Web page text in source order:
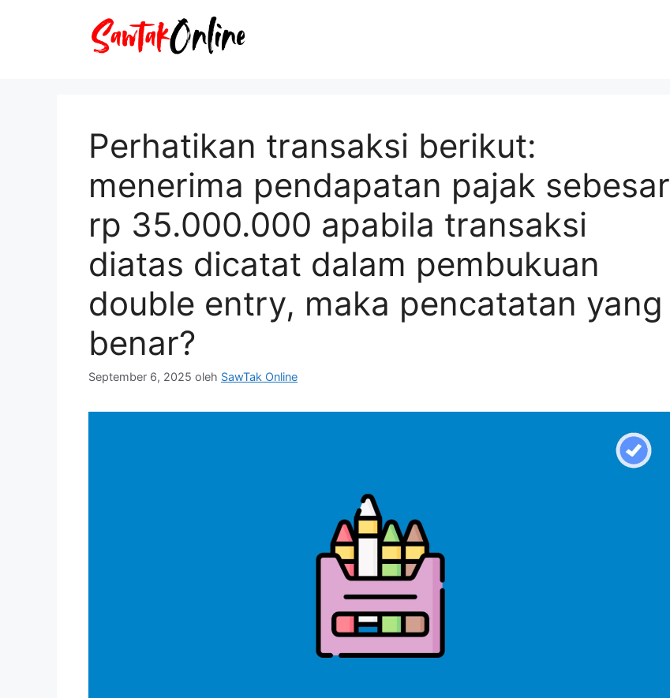
Perhatikan transaksi berikut:
menerima pendapatan pajak sebesar
rp 35.000.000 apabila transaksi
diatas dicatat dalam pembukuan
double entry, maka pencatatan yang
benar?
September 6, 2025 oleh SawTak Online